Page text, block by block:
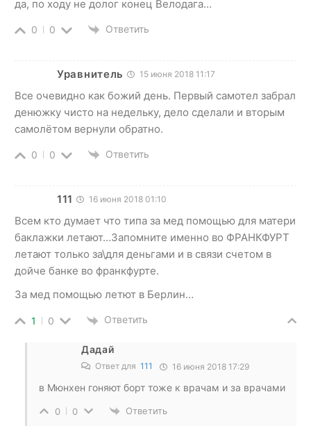
да, по ходу не долог конец Велодага…
0 0 Ответить
Уравнитель 15 июня 2018 11:17
Все очевидно как божий день. Первый самотел забрал
денюжку чисто на недельку, дело сделали и вторым
самолётом вернули обратно.
0 0 Ответить
111 16 июня 2018 01:10
Всем кто думает что типа за мед помощью для матери
баклажки летают…Запомните именно во ФРАНКФУРТ
летают только за\для деньгами и в связи счетом в
дойче банке во франкфурте.
За мед помощью летют в Берлин…
1 0 Ответить
Дадай
Ответ для 111 16 июня 2018 17:29
в Мюнхен гоняют борт тоже к врачам и за врачами
0 0 Ответить